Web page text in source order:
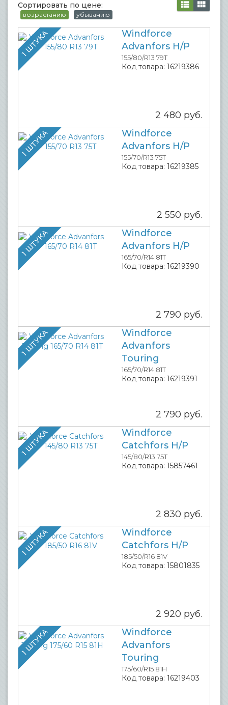
Сортировать по цене:
возрастанию убыванию
1 ШТУКА
Windforce
Advanfors H/P
155/80/R13 79T
Код товара: 16219386
2 480 руб.
1 ШТУКА
Windforce
Advanfors H/P
155/70/R13 75T
Код товара: 16219385
2 550 руб.
1 ШТУКА
Windforce
Advanfors H/P
165/70/R14 81T
Код товара: 16219390
2 790 руб.
1 ШТУКА
Windforce
Advanfors
Touring
165/70/R14 81T
Код товара: 16219391
2 790 руб.
1 ШТУКА
Windforce
Catchfors H/P
145/80/R13 75T
Код товара: 15857461
2 830 руб.
1 ШТУКА
Windforce
Catchfors H/P
185/50/R16 81V
Код товара: 15801835
2 920 руб.
1 ШТУКА
Windforce
Advanfors
Touring
175/60/R15 81H
Код товара: 16219403